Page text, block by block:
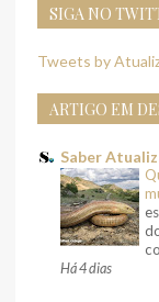
SIGA NO
Tweets by
ARTIGO EM
Saber
Há 4 dias